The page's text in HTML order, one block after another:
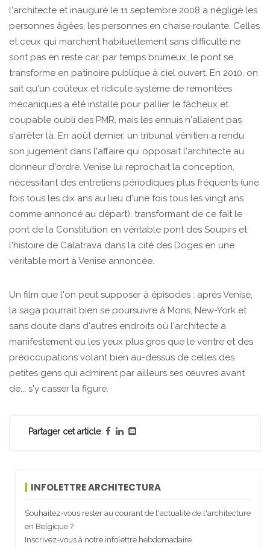
l'architecte et inauguré le 11 septembre 2008 a négligé les
personnes âgées, les personnes en chaise roulante. Celles
et ceux qui marchent habituellement sans difficulté ne
sont pas en reste car, par temps brumeux, le pont se
transforme en patinoire publique à ciel ouvert. En 2010, on
sait qu'un coûteux et ridicule système de remontées
mécaniques a été installé pour pallier le fâcheux et
coupable oubli des PMR, mais les ennuis n'allaient pas
s'arrêter là. En août dernier, un tribunal vénitien a rendu
son jugement dans l'affaire qui opposait l'architecte au
donneur d'ordre. Venise lui reprochait la conception,
nécessitant des entretiens périodiques plus fréquents (une
fois tous les dix ans au lieu d'une fois tous les vingt ans
comme annoncé au départ), transformant de ce fait le
pont de la Constitution en véritable pont des Soupirs et
l'histoire de Calatrava dans la cité des Doges en une
véritable mort à Venise annoncée.
Un film que l'on peut supposer à épisodes : après Venise,
la saga pourrait bien se poursuivre à Mons, New-York et
sans doute dans d'autres endroits où l'architecte a
manifestement eu les yeux plus gros que le ventre et des
préoccupations volant bien au-dessus de celles des
petites gens qui admirent par ailleurs ses œuvres avant
de... s'y casser la figure.
Partager cet article
INFOLETTRE ARCHITECTURA
Souhaitez-vous rester au courant de l'actualité de l'architecture
en Belgique ?
Inscrivez-vous à notre infolettre hebdomadaire.